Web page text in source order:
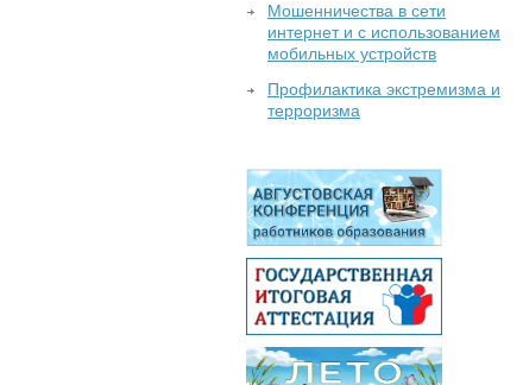
Мошенничества в сети
интернет и с использованием
мобильных устройств
Профилактика экстремизма и
терроризма